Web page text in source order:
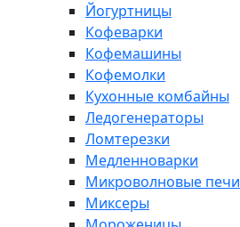
Йогуртницы
Кофеварки
Кофемашины
Кофемолки
Кухонные комбайны
Ледогенераторы
Ломтерезки
Медленноварки
Микроволновые печи
Миксеры